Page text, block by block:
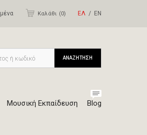
Καλάθι (0) ΕΛ ΕΝ
Μουσική Εκπαίδευση Blog
ΑΝΑΖΗΤΗΣΗ